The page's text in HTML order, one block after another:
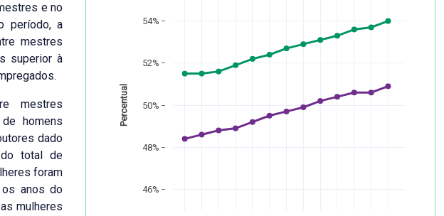
e no
período, a
mestres
superior à
mestres
homens
dado
do total de
foram
anos do
mulheres
46%
48%
50%
52%
54%
Percentual